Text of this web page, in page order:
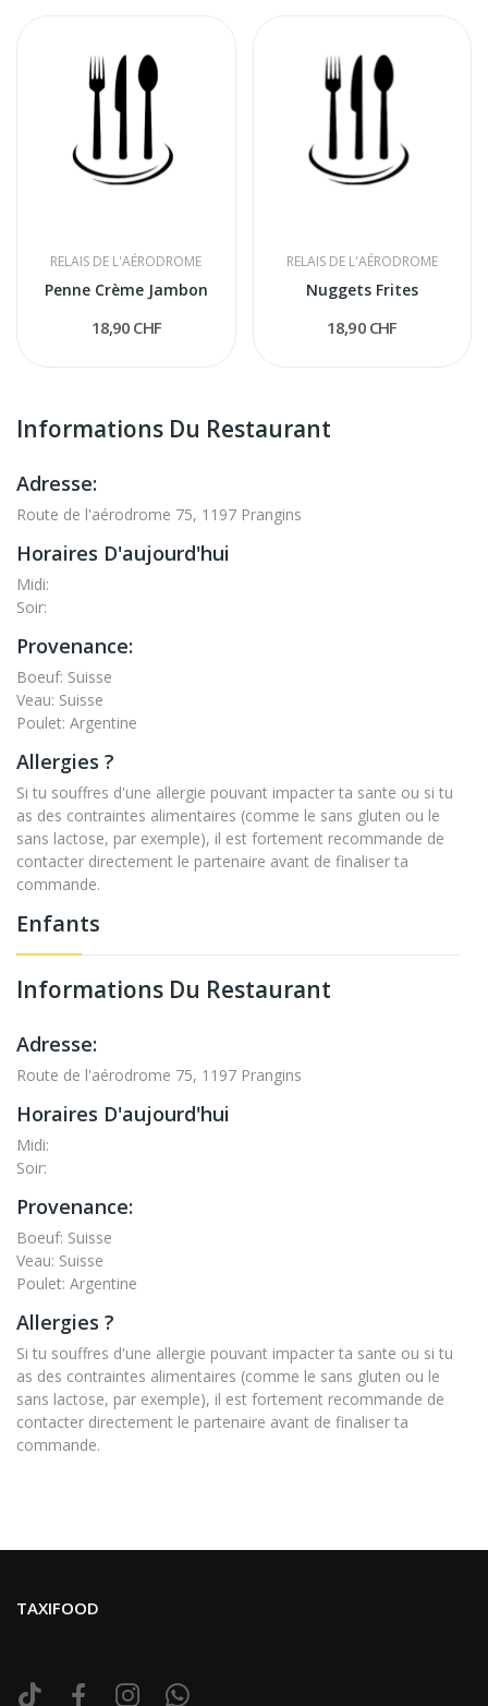
Enfants
Informations Du Restaurant
Adresse:
Route de l'aérodrome 75, 1197 Prangins
Horaires D'aujourd'hui
Midi:
Soir:
Provenance:
Boeuf: Suisse
Veau: Suisse
Poulet: Argentine
Allergies ?
Si tu souffres d'une allergie pouvant impacter ta sante ou si tu
as des contraintes alimentaires (comme le sans gluten ou le
sans lactose, par exemple), il est fortement recommande de
contacter directement le partenaire avant de finaliser ta
commande.
RELAIS DE L'AÉRODROME
Penne Crème Jambon
18,90 CHF
RELAIS DE L'AÉRODROME
Nuggets Frites
18,90 CHF
Informations Du Restaurant
Adresse:
Route de l'aérodrome 75, 1197 Prangins
Horaires D'aujourd'hui
Midi:
Soir:
Provenance:
Boeuf: Suisse
Veau: Suisse
Poulet: Argentine
Allergies ?
Si tu souffres d'une allergie pouvant impacter ta sante ou si tu
as des contraintes alimentaires (comme le sans gluten ou le
sans lactose, par exemple), il est fortement recommande de
contacter directement le partenaire avant de finaliser ta
commande.
TAXIFOOD